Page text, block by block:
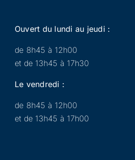
Ouvert du lundi au jeudi :
de 8h45 à 12h00
et de 13h45 à 17h30
Le vendredi :
de 8h45 à 12h00
et de 13h45 à 17h00